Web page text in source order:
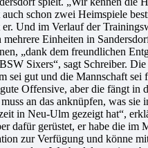
auch schon zwei Heimspiele
er. Und im Verlauf der
mehrere Einheiten in
„dank dem freundlichen
Sixers“, sagt Schreiber.
sei gut und die Mannschaft sei
Offensive, aber die fängt in
an das anknüpfen, was sie
in Neu-Ulm gezeigt hat“,
dafür gerüstet, er habe die im
zur Verfügung und könne